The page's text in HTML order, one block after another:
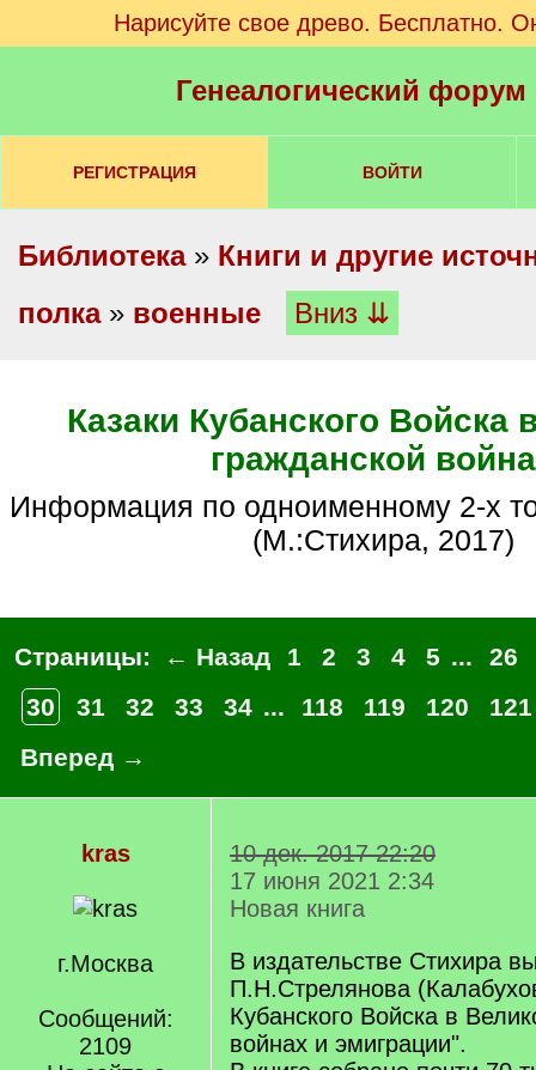
Нарисуйте свое древо. Бесплатно.
Генеалогический
РЕГИСТРАЦИЯ ВОЙТИ
Библиотека» Книги и другие
полка» военные Вниз ⇊
Казаки Кубанского Войска
гражданской
Информация по одноименному 2-х томному изданию
(М.:Стихира, 2017)
Страницы: ← Назад 1 2 3 4 5 ...
26
30
31 32 33 34 ... 118 119 120
121
Вперед →
kras
г.Москва
Сообщений:
2109
10 дек. 2017 22:20
17 июня 2021 2:34
Новая книга
В издательстве Стихира
П.Н.Стрелянова
Кубанского Войска в
войнах и эмиграции".